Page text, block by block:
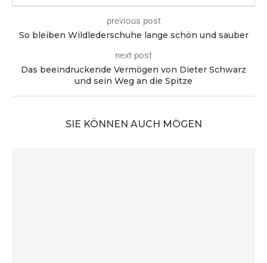
previous post
So bleiben Wildlederschuhe lange schön und sauber
next post
Das beeindruckende Vermögen von Dieter Schwarz
und sein Weg an die Spitze
SIE KÖNNEN AUCH MÖGEN